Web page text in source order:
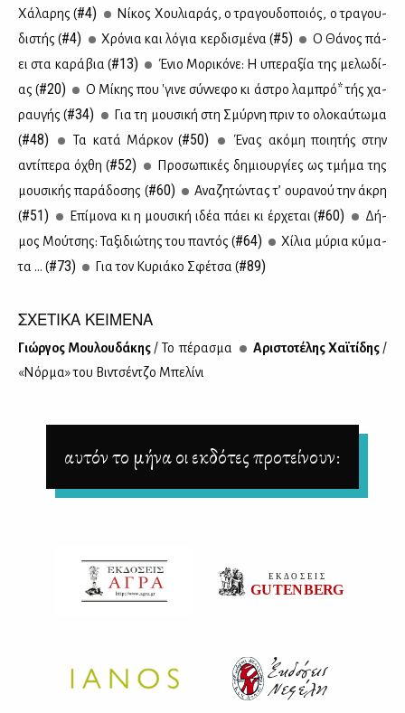
Χά­λα­ρης (#4)
Νί­κος Χου­λια­ράς, ο τρα­γου­δο­ποιός, ο τρα­γου­
δι­στής (#4) Χρό­νια και λό­για κερ­δι­σμέ­να (#5)
Ο Θά­νος πά­
ει στα κα­ρά­βια (#13)
Ένιο Μο­ρι­κό­νε: Η υπε­ρα­ξία της με­λω­δί­
ας (#20)
Ο Μί­κης που 'γι­νε σύν­νε­φο κι άστρο λα­μπρό* τής χα­
ραυ­γής (#34)
Για τη μου­σι­κή στη Σμύρ­νη πριν το ολο­καύ­τω­μα
(#48) Τα κα­τά Μάρ­κον (#50)
Ένας ακό­μη ποι­η­τής στην
αντί­πε­ρα όχθη (#52)
Προ­σω­πι­κές δη­μιουρ­γί­ες ως τμή­μα της
μου­σι­κής πα­ρά­δο­σης (#60)
Ανα­ζη­τώ­ντας τ’ ου­ρα­νού την άκρη
(#51) Επί­μο­να κι η μου­σι­κή ιδέα πά­ει κι έρ­χε­ται (#60)
Δή­
μος Μού­τσης: Τα­ξι­διώ­της του πα­ντός (#64)
Χί­λια μύ­ρια κύ­μα­
τα ... (#73) Για τον Κυ­ριά­κο Σφέ­τσα (#89)
ΣΧΕΤΙΚΑ ΚΕΙΜΕΝΑ
Γιώρ­γος Μου­λου­δά­κης/ Το πέ­ρα­σμα Αρι­στο­τέ­λης Χαϊ­τί­δης/
«Νόρ­μα» του Βιν­τσέν­τζο Μπε­λί­νι
αυτόν το μήνα οι εκδότες προτείνουν: